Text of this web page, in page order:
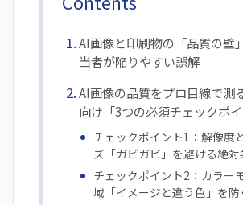
AI画像と印刷物の「品質の壁
当者が陥りやすい誤解
AI画像の品質をプロ目線で測
向け「3つの必須チェックポイ
チェックポイント1：解像度
ズ「ガビガビ」を避ける絶対
チェックポイント2：カラー
域「イメージと違う色」を